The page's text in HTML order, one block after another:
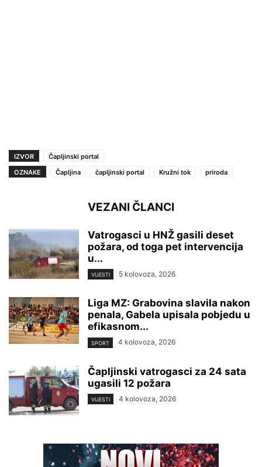
IZVOR
Čapljinski portal
OZNAKE
Čapljina čapljinski portal Kružni tok priroda
VEZANI ČLANCI
Vatrogasci u HNŽ gasili deset
požara, od toga pet intervencija
u...
VIJESTI 5 kolovoza, 2026
Liga MZ: Grabovina slavila nakon
penala, Gabela upisala pobjedu u
efikasnom...
SPORT 4 kolovoza, 2026
Čapljinski vatrogasci za 24 sata
ugasili 12 požara
VIJESTI 4 kolovoza, 2026